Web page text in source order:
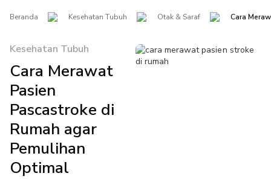
Beranda Kesehatan Tubuh Otak & Saraf Cara
Kesehatan Tubuh
Cara Merawat
Pasien
Pascastroke di
Rumah agar
Pemulihan
Optimal